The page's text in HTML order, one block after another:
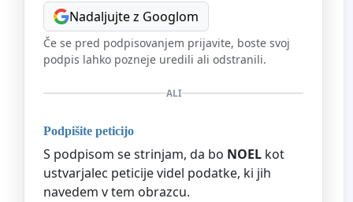
Nadaljujte z Googlom
Če se pred podpisovanjem prijavite, boste svoj
podpis lahko pozneje uredili ali odstranili.
ALI
Podpišite peticijo
S podpisom se strinjam, da bo NOEL kot
ustvarjalec peticije videl podatke, ki jih
navedem v tem obrazcu.